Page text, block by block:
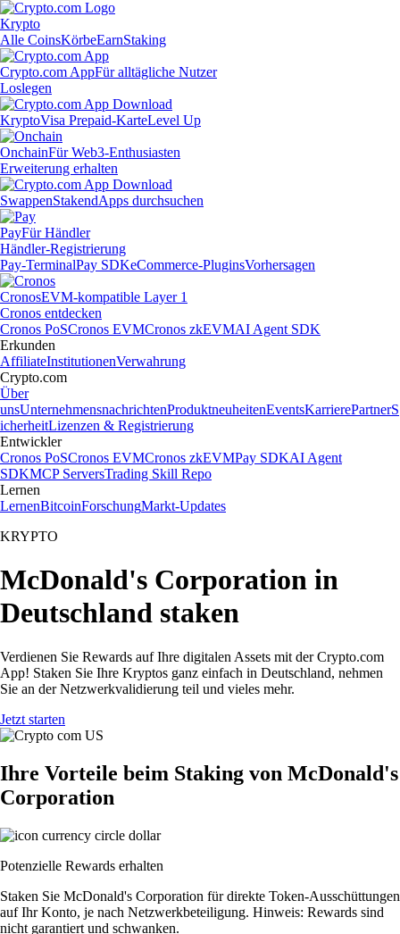
Krypto
Alle CoinsKörbeEarnStaking
Crypto.com AppFür alltägliche Nutzer
Loslegen
KryptoVisa Prepaid-KarteLevel Up
OnchainFür Web3-Enthusiasten
Erweiterung erhalten
SwappenStakendApps durchsuchen
PayFür Händler
Händler-Registrierung
Pay-TerminalPay SDKeCommerce-PluginsVorhersagen
CronosEVM-kompatible Layer 1
Cronos entdecken
Cronos PoSCronos EVMCronos zkEVMAI Agent SDK
Erkunden
AffiliateInstitutionenVerwahrung
Crypto.com
Über
unsUnternehmensnachrichtenProduktneuheitenEventsKarrierePartnerS
icherheitLizenzen & Registrierung
Entwickler
Cronos PoSCronos EVMCronos zkEVMPay SDKAI Agent
SDKMCP ServersTrading Skill Repo
Lernen
LernenBitcoinForschungMarkt-Updates
KRYPTO
McDonald's Corporation in
Deutschland staken
Verdienen Sie Rewards auf Ihre digitalen Assets mit der Crypto.com
App! Staken Sie Ihre Kryptos ganz einfach in Deutschland, nehmen
Sie an der Netzwerkvalidierung teil und vieles mehr.
Jetzt starten
Ihre Vorteile beim Staking von McDonald's
Corporation
Potenzielle Rewards erhalten
Staken Sie McDonald's Corporation für direkte Token-Ausschüttungen
auf Ihr Konto, je nach Netzwerkbeteiligung. Hinweis: Rewards sind
nicht garantiert und schwanken.